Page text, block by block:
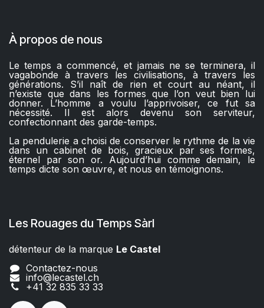
À propos de nous
Le temps a commencé, et jamais ne se terminera, il
vagabonde à travers les civilisations, à travers les
générations. S’il naît de rien et court au néant, il
n’existe que dans les formes que l’on veut bien lui
donner. L’homme a voulu l’apprivoiser, ce fut sa
nécessité. Il est alors devenu son serviteur,
confectionnant des garde-temps.
La pendulerie a choisi de conserver le rythme de la vie
dans un cabinet de bois, gracieux par ses formes,
éternel par son or. Aujourd’hui comme demain, le
temps dicte son œuvre, et nous en témoignons.
Les Rouages du Temps Sàrl
détenteur de la marque Le Castel​​
Contactez-nous
info@lecastel.ch
+41 32 835 33 33